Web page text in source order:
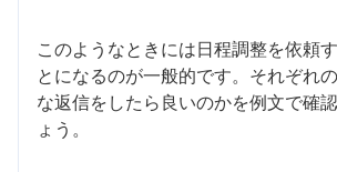
このようなときには日程調整を依頼
とになるのが一般的です。それぞれ
な返信をしたら良いのかを例文で確
ょう。